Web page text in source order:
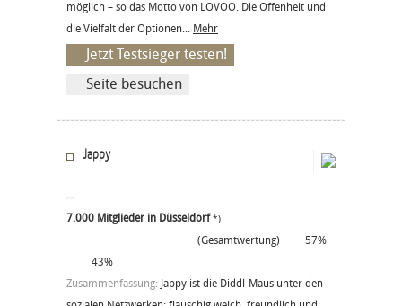
möglich – so das Motto von LOVOO. Die Offenheit und
die Vielfalt der Optionen... Mehr
Jetzt Testsieger testen!
Seite besuchen
Jappy
7.000 Mitglieder in Düsseldorf*)
(Gesamtwertung)
57%
43%
Zusammenfassung: Jappy ist die Diddl-Maus unter den